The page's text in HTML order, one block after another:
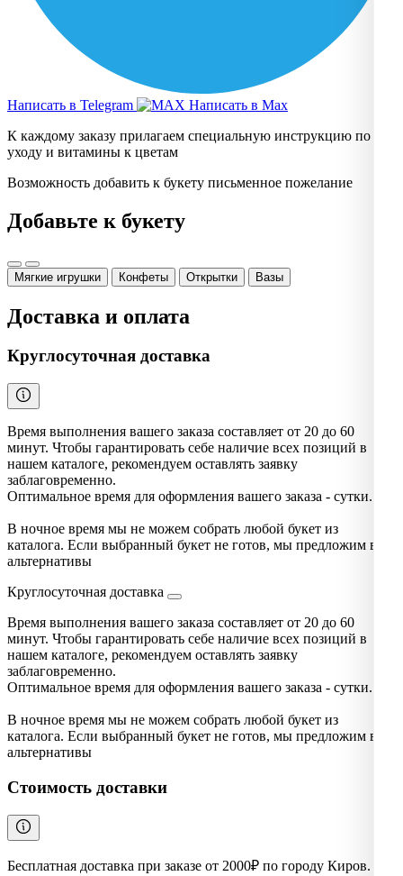
Написать в Telegram
Написать в Max
К каждому заказу прилагаем специальную инструкцию по
уходу и витамины к цветам
Возможность добавить к букету письменное пожелание
Добавьте к букету
Мягкие игрушки Конфеты Открытки Вазы
Доставка и оплата
Круглосуточная доставка
Время выполнения вашего заказа составляет от 20 до 60
минут. Чтобы гарантировать себе наличие всех позиций в
нашем каталоге, рекомендуем оставлять заявку
заблаговременно.
Оптимальное время для оформления вашего заказа - сутки.
В ночное время мы не можем собрать любой букет из
каталога. Если выбранный букет не готов, мы предложим вам
альтернативы
Круглосуточная доставка
Время выполнения вашего заказа составляет от 20 до 60
минут. Чтобы гарантировать себе наличие всех позиций в
нашем каталоге, рекомендуем оставлять заявку
заблаговременно.
Оптимальное время для оформления вашего заказа - сутки.
В ночное время мы не можем собрать любой букет из
каталога. Если выбранный букет не готов, мы предложим вам
альтернативы
Стоимость доставки
Бесплатная доставка при заказе от 2000₽ по городу Киров.